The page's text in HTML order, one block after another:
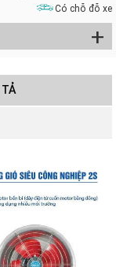
Có chỗ đỗ xe
+
TẢ